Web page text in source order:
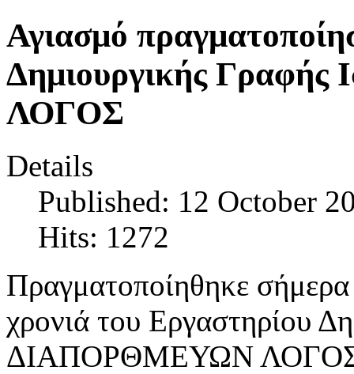
Αγιασμό
Δημιουργικής
ΛΟΓΟΣ
Details
Published: 12 October
Hits: 1272
Πραγματοποίηθηκε
χρονιά του Εργαστηρίου
ΔΙΑΠΟΡΘΜΕΥΩΝ